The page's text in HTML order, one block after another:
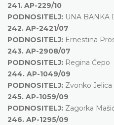
241. AP-229/10
PODNOSITELJ: UNA BANKA
242. AP-2421/07
PODNOSITELJ: Ernestina
243. AP-2908/07
PODNOSITELJ: Regina Čepo
244. AP-1049/09
PODNOSITELJ: Zvonko Jelica
245. AP-1059/09
PODNOSITELJ: Zagorka
246. AP-1295/09